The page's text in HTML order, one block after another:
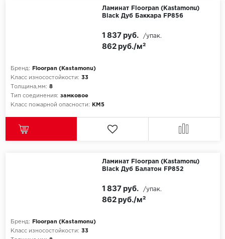
Ламинат Floorpan (Kastamonu)
Black Дуб Баккара FP856
Бренд:
Floorpan (Kastamonu)
Класс износостойкости: 33
Толщина,мм: 8
Тип соединения: замковое
Класс пожарной опасности:
КМ5
862 руб./м²
1 837 руб. /упак.
Ламинат Floorpan (Kastamonu)
Black Дуб Балатон FP852
Бренд:
Floorpan (Kastamonu)
Класс износостойкости: 33
862 руб./м²
1 837 руб. /упак.